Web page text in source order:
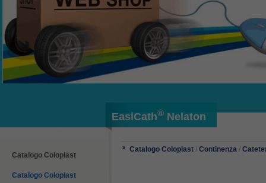
EasiCath® Nelaton
Catalogo Coloplast
Catalogo Coloplast
Catalogo Coloplast / Continenza /